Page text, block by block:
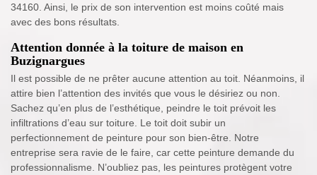
34160. Ainsi, le prix de son intervention est moins coûté mais
avec des bons résultats.
Attention donnée à la toiture de maison en
Buzignargues
Il est possible de ne prêter aucune attention au toit. Néanmoins, il
attire bien l’attention des invités que vous le désiriez ou non.
Sachez qu’en plus de l’esthétique, peindre le toit prévoit les
infiltrations d’eau sur toiture. Le toit doit subir un
perfectionnement de peinture pour son bien-être. Notre
entreprise sera ravie de le faire, car cette peinture demande du
professionnalisme. N’oubliez pas, les peintures protègent votre